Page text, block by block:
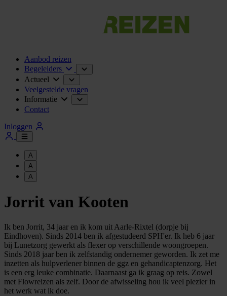
Aanbod reizen
Begeleiders
Actueel
Veelgestelde vragen
Informatie
Contact
Inloggen
A
A
A
Jorrit van Kooten
Ik ben Jorrit, 34 jaar en ik kom uit Aarle-Rixtel (dorpje bij
Eindhoven). Sinds 2014 ben ik afgestudeerd SPH'er. Ik heb 6 jaar
bij Lunetzorg gewerkt als flexer op verschillende woongroepen.
Sinds 2018 jaar ben ik zelfstandig ondernemer geworden. Ik zet me
inzetten als hulpverlener binnen de ggz en gehandicaptenzorg. Het
is een erg leuke combinatie. Daarnaast ga ik graag op reis. Zowel
met Flowreizen als zelf. Door de afwisseling hou ik veel plezier in
het werk wat ik doe.